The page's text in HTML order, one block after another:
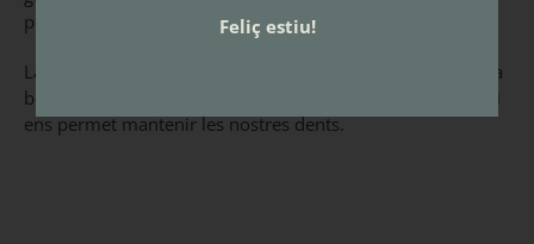
peces dentals durant tota la vida.
La salut del somriure no la marquen només les dents. Una
bona salut periodontal dóna més vida al nostre somriure i
ens permet mantenir les nostres dents.
Feliç estiu!